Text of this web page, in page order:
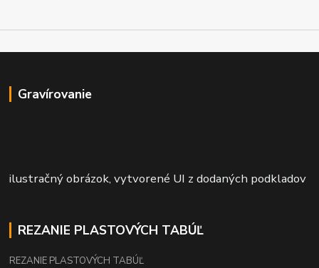
Gravírovanie
ilustračný obrázok, vytvorené UI z dodaných podkladov
REZANIE PLASTOVÝCH TABÚĽ
REZANIE PLASTOVÝCH TABÚĽ